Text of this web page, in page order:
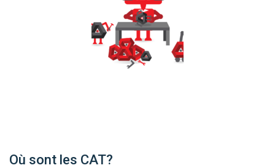
Où sont les CAT?